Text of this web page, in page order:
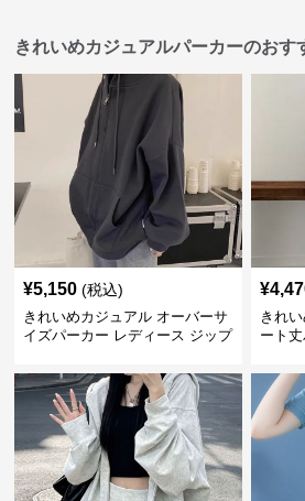
きれいめカジュアルパーカーのおす
¥5,150 (税込)
きれいめカジュアル オーバーサ
イズパーカー レディース ジップ
型カバー フード付き 春秋冬羽織
り
¥
きれ
ート
映え